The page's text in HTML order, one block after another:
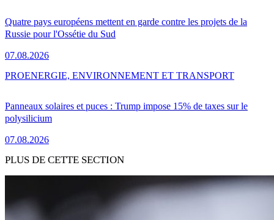
Quatre pays européens mettent en garde contre les projets de la
Russie pour l'Ossétie du Sud
07.08.2026
Panneaux solaires et puces : Trump impose 15% de taxes sur le
polysilicium
07.08.2026
PROENERGIE, ENVIRONNEMENT ET TRANSPORT
PLUS DE CETTE SECTION